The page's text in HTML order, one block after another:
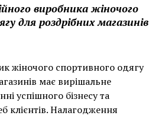
виробника жіночого
для роздрібних магазинів
жіночого спортивного одягу
має вирішальне
успішного бізнесу та
клієнтів. Налагодження